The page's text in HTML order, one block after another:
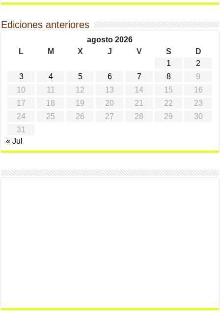
Ediciones anteriores
agosto 2026
L
M X J V S
D
1
2
3
4 5 6 7 8
9
10
11 12 13 14 15
16
17
18 19 20 21 22
23
24
25 26 27 28 29
30
31
« Jul